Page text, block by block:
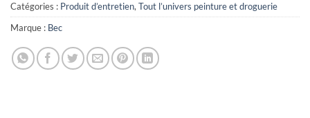
Catégories : Produit d’entretien,Tout l’univers peinture et droguerie
Marque : Bec